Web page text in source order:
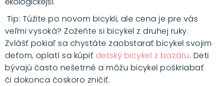
Tip: Túžite po novom bicykli, ale cena je pre vás
veľmi vysoká? Zožeňte si bicykel z druhej ruky.
Zvlášť pokiaľ sa chystáte zaobstarať bicykel svojim
deťom, oplatí sa kúpiť detský bicykel z bazáru. Deti
bývajú často nešetrnéa môžu bicykel poškriabať
či dokonca čoskoro zničiť.